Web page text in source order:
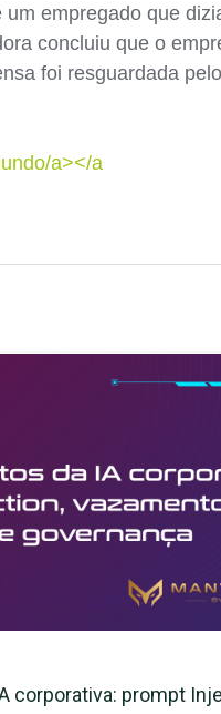
empregado que
concluiu que o
foi resguardada
a></a
corporativa: prompt